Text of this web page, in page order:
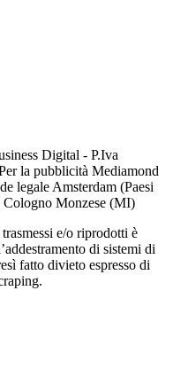
Digital - P.Iva
la pubblicità Mediamond
legale Amsterdam (Paesi
Monzese (MI)
e/o riprodotti è
di sistemi di
fatto divieto espresso di